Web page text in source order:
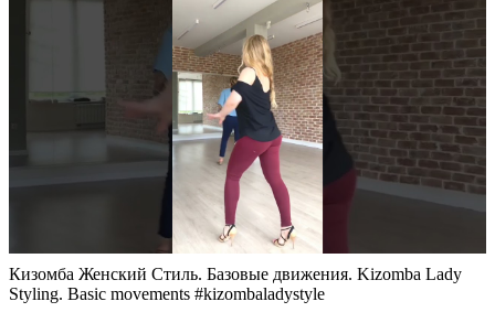
Кизомба Женский Стиль. Базовые движения. Kizomba Lady
Styling. Basic movements #kizombaladystyle